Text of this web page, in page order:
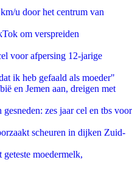
u door het centrum van
om verspreiden
voor afpersing 12-jarige
ik heb gefaald als moeder"
en Jemen aan, dreigen met
zes jaar cel en tbs voor
scheuren in dijken Zuid-
moedermelk,